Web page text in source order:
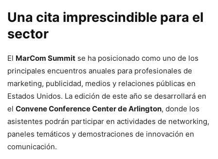
Una cita imprescindible para el
sector
El MarCom Summit se ha posicionado como uno de los
principales encuentros anuales para profesionales de
marketing, publicidad, medios y relaciones públicas en
Estados Unidos. La edición de este año se desarrollará en
el Convene Conference Center de Arlington, donde los
asistentes podrán participar en actividades de networking,
paneles temáticos y demostraciones de innovación en
comunicación.